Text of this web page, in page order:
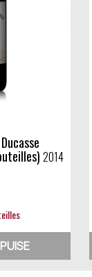
2014